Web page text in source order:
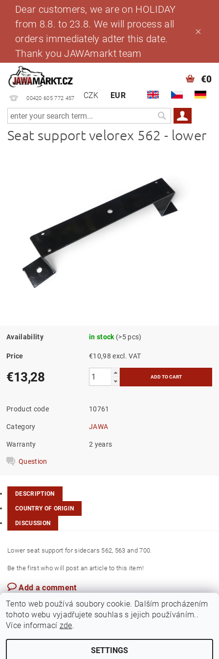
Dear customers, we are on HOLIDAY
from 8.8. to 23.8. We will process all
orders immediately adter this date.
Thank you JAWAmarkt team
00420 605 772 457 CZK EUR
€0
Seat support velorex 562 - lower
Availability in stock (>5 pcs)
Price €10,98 excl. VAT
€13,28
Product code 10761
Category JAWA
Warranty 2 years
Question
DESCRIPTION
COUNTRY OF ORIGIN
DISCUSSION
Lower seat support for sidecars 562, 563 and 700.
Be the first who will post an article to this item!
Add a comment
Tento web používá soubory cookie. Dalším procházením
tohoto webu vyjadřujete souhlas s jejich používáním..
Více informací zde.
SETTINGS